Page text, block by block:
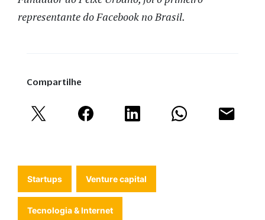
representante do Facebook no Brasil.
Compartilhe
Startups Venture capital
Tecnologia & Internet